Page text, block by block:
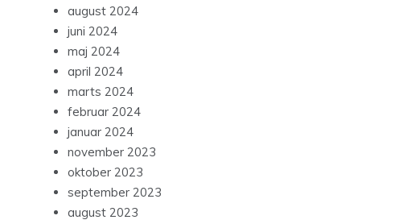
august 2024
juni 2024
maj 2024
april 2024
marts 2024
februar 2024
januar 2024
november 2023
oktober 2023
september 2023
august 2023